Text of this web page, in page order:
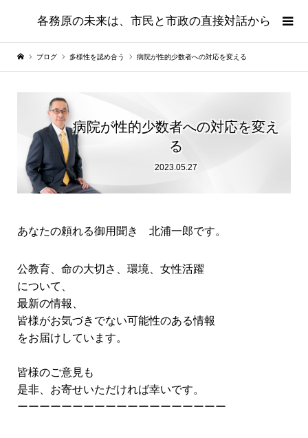
各務原の未来は、市民と市政の直接対話から
ブログ 多様性を認め合う 病院が性的少数者への対応を変える
病院が性的少数者への対応を変え
る
2023.05.27
あなたの頼れる御用聞き 北浦一郎です。
公教育、命の大切さ、環境、女性活躍
について、
最新の情報、
皆様がお気づきでない可能性のある情報
をお届けしています。
皆様のご意見も
是非、お寄せいただければ幸いです。
ーーーーーーーーーーーーーーーーーーー